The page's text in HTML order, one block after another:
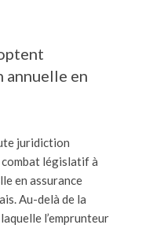
en
juridiction
combat législatif à
en assurance
Au-delà de la
l’emprunteur